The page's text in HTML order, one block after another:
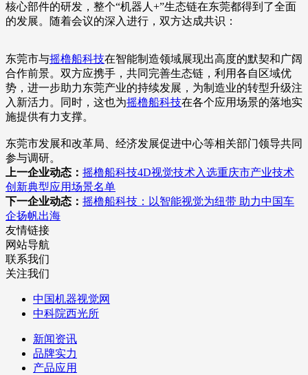
核心部件的研发，整个“机器人+”生态链在东莞都得到了全面
的发展。随着会议的深入进行，双方达成共识：
东莞市与摇橹船科技在智能制造领域展现出高度的默契和广阔
合作前景。双方应携手，共同完善生态链，利用各自区域优
势，进一步助力东莞产业的持续发展，为制造业的转型升级注
入新活力。同时，这也为摇橹船科技在各个应用场景的落地实
施提供有力支撑。
东莞市发展和改革局、经济发展促进中心等相关部门领导共同
参与调研。
上一企业动态： 摇橹船科技4D视觉技术入选重庆市产业技术
创新典型应用场景名单
下一企业动态： 摇橹船科技：以智能视觉为纽带 助力中国车
企扬帆出海
友情链接
网站导航
联系我们
关注我们
中国机器视觉网
中科院西光所
新闻资讯
品牌实力
产品应用